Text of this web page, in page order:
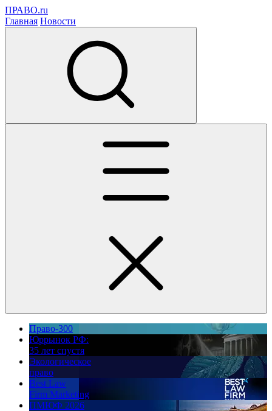
ПРАВО.ru
Главная Новости
Право-300
Юррынок РФ:
35 лет спустя
Экологическое
право
Best Law
Firm Marketing
ПМЮФ 2026